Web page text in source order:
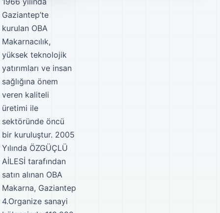
Gaziantep’te
kurulan OBA
Makarnacılık,
yüksek teknolojik
yatırımları ve insan
sağlığına önem
veren kaliteli
üretimi ile
sektöründe öncü
bir kuruluştur. 2005
Yılında ÖZGÜÇLÜ
AİLESİ tarafından
satın alınan OBA
Makarna, Gaziantep
4.Organize sanayi